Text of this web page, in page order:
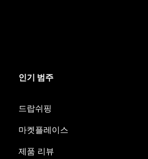
인기 범주
드랍쉬핑
마켓플레이스
제품 리뷰